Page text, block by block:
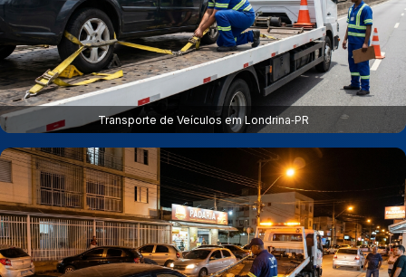
Transporte de Veículos em Londrina‑PR